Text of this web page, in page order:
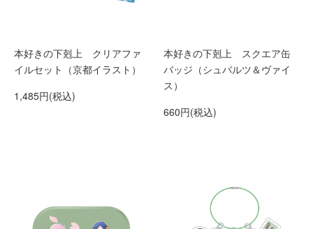
本好きの下剋上 クリアファ
イルセット（京都イラスト）
1,485円(税込)
本好きの下剋上 スクエア缶
バッジ（シュバルツ＆ヴァイ
ス）
660円(税込)